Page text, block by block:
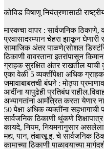
कोविड विषाणू नियंत्रणासाठी
मास्कचा वापर : सार्वजनिक
प्रवासादरम्यान चेहरा झाकून
सामाजिक अंतर पाळणे(सोशल
ठिकाणी वावरताना इतरांपासून
ग्राहक सुरक्षित अंतर राखतील याची
एका वेळी 5 व्यक्तींपेक्षा अधिक
जमावाबाबतची बंधने : मोठ्या
आदींना यापुढेही प्रतिबंध
अभ्यागतांना आमंत्रित करता येणार
50 पेक्षा अधिक व्यक्तींना सहभागाची
सार्वजनिक ठिकाणी थुंकणे
कायदे, नियम, नियमनानुसार
मद्य, पान, तंबाखू इ. चे सार्वजनिक
कामाच्या ठिकाणी पाळावयाच्या